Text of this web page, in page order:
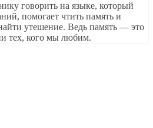
говорить на языке, который
помогает чтить память и
утешение. Ведь память — это
тех, кого мы любим.